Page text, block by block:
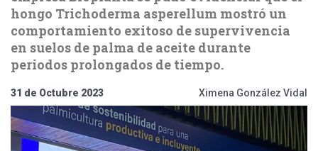
hongo Trichoderma asperellum mostró un
comportamiento exitoso de supervivencia
en suelos de palma de aceite durante
periodos prolongados de tiempo.
31 de Octubre 2023 Ximena González Vidal